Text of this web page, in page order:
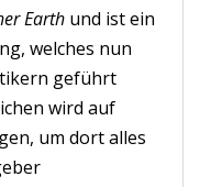
Earth und ist ein
welches nun
geführt
wird auf
um dort alles